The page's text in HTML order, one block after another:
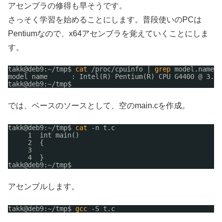
アセンブラの修得も早そうです。
さっそく学習を始めることにします。普段使いのPCは
Pentiumなので、x64アセンブラを覚えていくことにしま
す。
takk@deb9:~/tmp$ cat /proc/cpuinfo grep model.name
model name      : Intel(R) Pentium(R) CPU G4400 @
takk@deb9:~/tmp$
では、ベースのソースとして、空のmain.cを作成。
takk@deb9:~/tmp$ cat
-n t.c
1  int main()
2  {
3
4  }
takk@deb9:~/tmp$
アセンブルします。
takk@deb9:~/tmp$ gcc -S t.c